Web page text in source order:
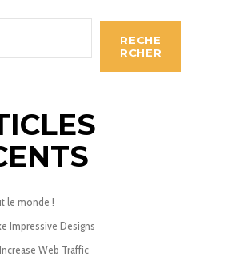
RECHE
RCHER
le monde !
Impressive Designs
Web Traffic